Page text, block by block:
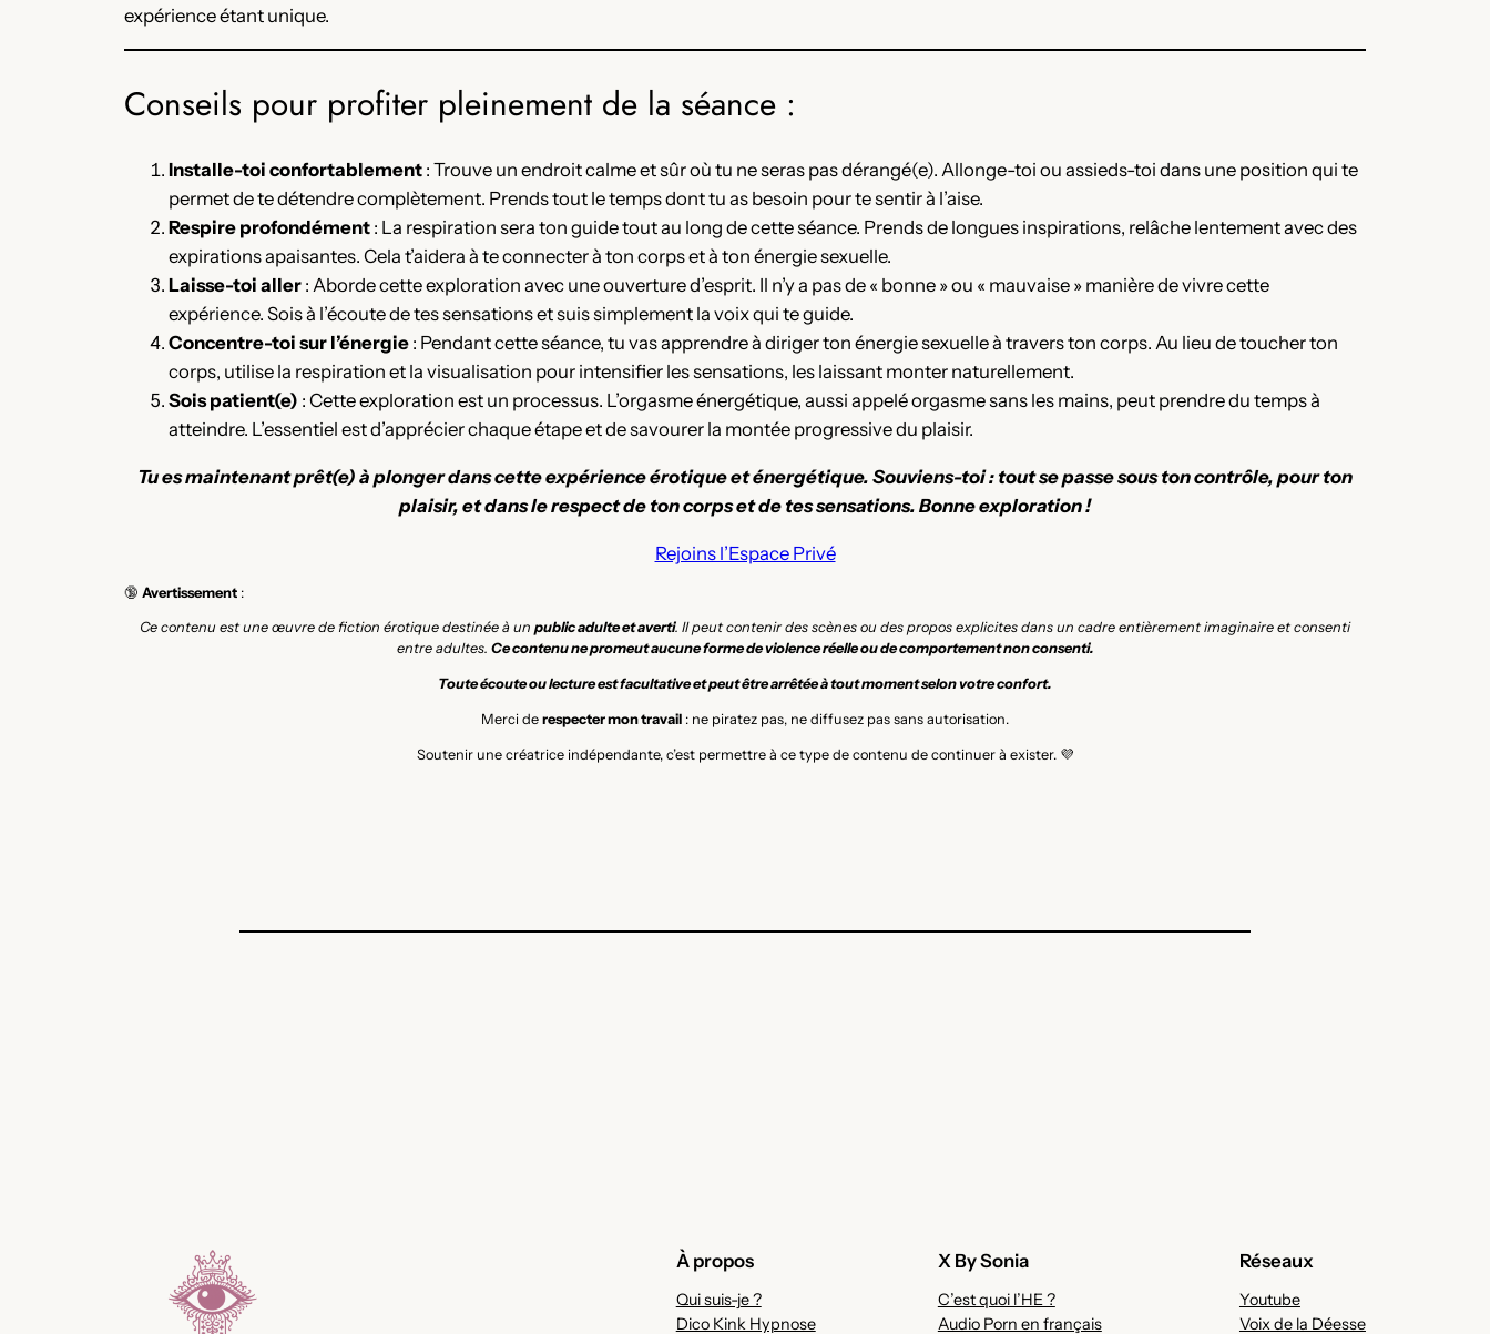
expérience étant unique.
Conseils pour profiter pleinement de la séance :
Installe-toi confortablement : Trouve un endroit calme et sûr où tu ne seras pas dérangé(e). Allonge-toi ou assieds-toi dans une position qui te
permet de te détendre complètement. Prends tout le temps dont tu as besoin pour te sentir à l’aise.
Respire profondément : La respiration sera ton guide tout au long de cette séance. Prends de longues inspirations, relâche lentement avec des
expirations apaisantes. Cela t’aidera à te connecter à ton corps et à ton énergie sexuelle.
Laisse-toi aller : Aborde cette exploration avec une ouverture d’esprit. Il n’y a pas de « bonne » ou « mauvaise » manière de vivre cette
expérience. Sois à l’écoute de tes sensations et suis simplement la voix qui te guide.
Concentre-toi sur l’énergie : Pendant cette séance, tu vas apprendre à diriger ton énergie sexuelle à travers ton corps. Au lieu de toucher ton
corps, utilise la respiration et la visualisation pour intensifier les sensations, les laissant monter naturellement.
Sois patient(e) : Cette exploration est un processus. L’orgasme énergétique, aussi appelé orgasme sans les mains, peut prendre du temps à
atteindre. L’essentiel est d’apprécier chaque étape et de savourer la montée progressive du plaisir.
Tu es maintenant prêt(e) à plonger dans cette expérience érotique et énergétique. Souviens-toi : tout se passe sous ton contrôle, pour ton
plaisir, et dans le respect de ton corps et de tes sensations. Bonne exploration !
Rejoins l’Espace Privé
🔞 Avertissement :
Ce contenu est une œuvre de fiction érotique destinée à un public adulte et averti. Il peut contenir des scènes ou des propos explicites dans un cadre entièrement imaginaire et consenti
entre adultes. Ce contenu ne promeut aucune forme de violence réelle ou de comportement non consenti.
Toute écoute ou lecture est facultative et peut être arrêtée à tout moment selon votre confort.
Merci de respecter mon travail : ne piratez pas, ne diffusez pas sans autorisation.
Soutenir une créatrice indépendante, c’est permettre à ce type de contenu de continuer à exister. 💜
À propos
Qui suis-je ?
Dico Kink Hypnose
X By Sonia
C’est quoi l’HE ?
Audio Porn en français
Réseaux
Youtube
Voix de la Déesse